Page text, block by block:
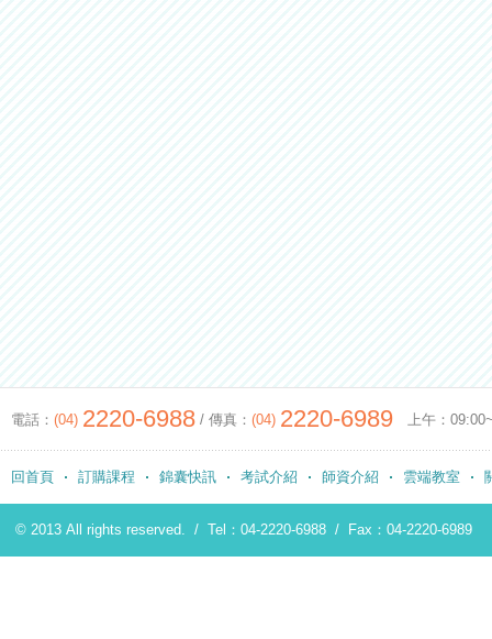
電話： (04) 2220-6988 / 傳真： (04) 2220-6989 上午：
回首頁 訂購課程 錦囊快訊 考試介紹 師資介紹 雲端教室
© 2013 All rights reserved. / Tel：04-2220-6988 / Fax：04-2220-6989